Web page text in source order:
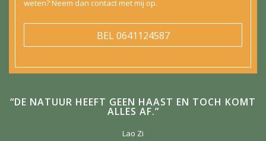
weten? Neem dan contact met mij op.
BEL0641124587
“DE NATUUR HEEFT GEEN HAAST EN TOCH KOMT
ALLES AF.”
Lao Zi